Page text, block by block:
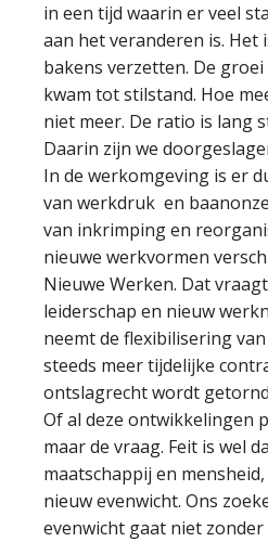
in een tijd waarin er veel
aan het veranderen is. Het
bakens verzetten. De
kwam tot stilstand. Hoe
niet meer. De ratio is lang
Daarin zijn we
In de werkomgeving is er
van werkdruk en
van inkrimping en
nieuwe werkvormen
Nieuwe Werken. Dat
leiderschap en nieuw
neemt de flexibilisering
steeds meer tijdelijke
ontslagrecht wordt
Of al deze ontwikkelingen
maar de vraag. Feit is wel
maatschappij en
nieuw evenwicht. Ons
evenwicht gaat niet